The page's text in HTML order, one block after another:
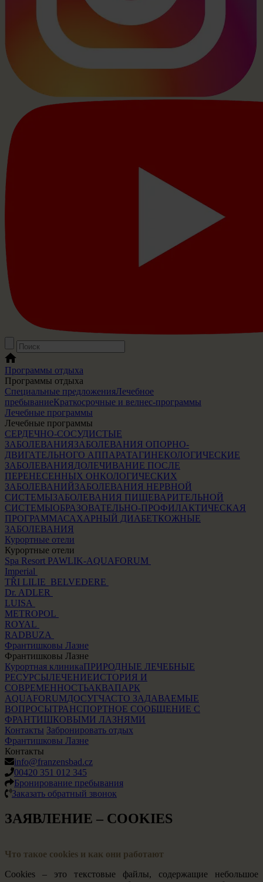
Программы отдыха
Программы отдыха
Специальные предложенияЛечебное
пребываниеКраткосрочные и велнес-программы
Лечебные программы
Лечебные программы
СЕРДЕЧНО-СОСУДИСТЫЕ
ЗАБОЛЕВАНИЯЗАБОЛЕВАНИЯ ОПОРНО-
ДВИГАТЕЛЬНОГО АППАРАТАГИНЕКОЛОГИЧЕСКИЕ
ЗАБОЛЕВАНИЯДОЛЕЧИВАНИЕ ПОСЛЕ
ПЕРЕНЕСЕННЫХ ОНКОЛОГИЧЕСКИХ
ЗАБОЛЕВАНИЙЗАБОЛЕВАНИЯ НЕРВНОЙ
СИСТЕМЫЗАБОЛЕВАНИЯ ПИЩЕВАРИТЕЛЬНОЙ
СИСТЕМЫОБРАЗОВАТЕЛЬНО-ПРОФИЛАКТИЧЕСКАЯ
ПРОГРАММАСАХАРНЫЙ ДИАБЕТКОЖНЫЕ
ЗАБОЛЕВАНИЯ
Курортные отели
Курортные отели
Spa Resort PAWLIK-AQUAFORUM
Imperial
TŘI LILIE BELVEDERE
Dr. ADLER
LUISA
METROPOL
ROYAL
RADBUZA
Франтишковы Лазне
Франтишковы Лазне
Курортная клиникаПРИРОДНЫЕ ЛЕЧЕБНЫЕ
РЕСУРСЫЛЕЧЕНИЕИСТОРИЯ И
СОВРЕМЕННОСТЬАКВАПАРК
AQUAFORUMДОСУГЧАСТО ЗАДАВАЕМЫЕ
ВОПРОСЫТРАНСПОРТНОЕ СООБЩЕНИЕ С
ФРАНТИШКОВЫМИ ЛАЗНЯМИ
Контакты Забронировать отдых
Франтишковы Лазне
Контакты
info@franzensbad.cz
00420 351 012 345
Бронирование пребывания
Заказать обратный звонок
ЗАЯВЛЕНИЕ – COOKIES
Что такое cookies и как они работают
Cookies – это текстовые файлы, содержащие небольшое